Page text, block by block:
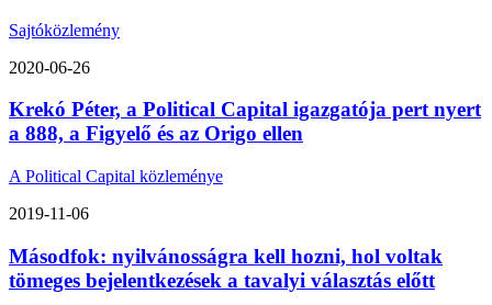
Sajtóközlemény
2020-06-26
Krekó Péter, a Political Capital igazgatója pert nyert
a 888, a Figyelő és az Origo ellen
A Political Capital közleménye
2019-11-06
Másodfok: nyilvánosságra kell hozni, hol voltak
tömeges bejelentkezések a tavalyi választás előtt